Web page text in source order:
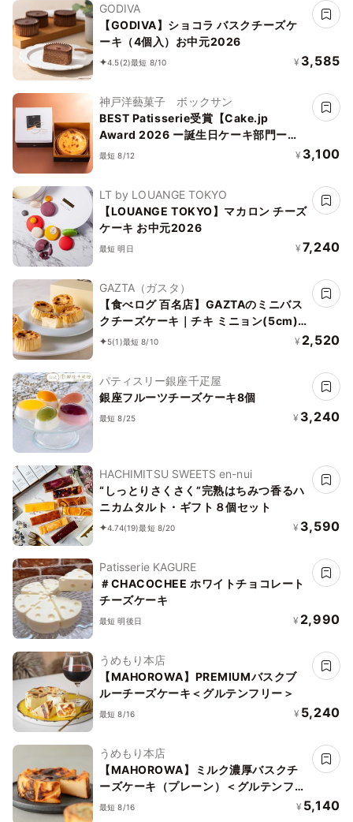
GODIVA
【GODIVA】ショコラ バスクチーズケ
ーキ（4個入）お中元2026
4.5(2)最短 8/10 ¥ 3,585
神戸洋藝菓子 ボックサン
BEST Patisserie受賞【Cake.jp
Award 2026 ー誕生日ケーキ部門ー】
【神戸洋藝菓子ボックサン】匠のチーズ
最短 8/12 ¥ 3,100
LT by LOUANGE TOKYO
【LOUANGE TOKYO】マカロン チーズ
ケーキ お中元2026
最短 明日 ¥ 7,240
GAZTA（ガスタ）
【食べログ 百名店】GAZTAのミニバス
クチーズケーキ｜チキ ミニョン(5cm)
6個入り
5(1)最短 8/10 ¥ 2,520
パティスリー銀座千疋屋
銀座フルーツチーズケーキ8個
最短 8/25 ¥ 3,240
HACHIMITSU SWEETS en-nui
“しっとりさくさく”完熟はちみつ香るハ
ニカムタルト・ギフト８個セット
4.74(19)最短 8/20 ¥ 3,590
Patisserie KAGURE
＃CHACOCHEE ホワイトチョコレート
チーズケーキ
最短 明後日 ¥ 2,990
うめもり本店
【MAHOROWA】PREMIUMバスクブ
ルーチーズケーキ＜グルテンフリー＞
最短 8/16 ¥ 5,240
うめもり本店
【MAHOROWA】ミルク濃厚バスクチ
ーズケーキ（プレーン）＜グルテンフリ
ー＞
最短 8/16 ¥ 5,140